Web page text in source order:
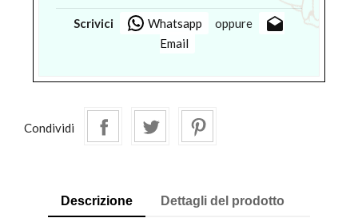
Scrivici Whatsapp oppure drafts
Email
Condividi
Descrizione Dettagli del prodotto